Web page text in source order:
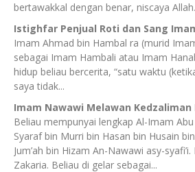
bertawakkal dengan benar, niscaya
Istighfar Penjual Roti dan Sang
Imam Ahmad bin Hambal ra (murid
sebagai Imam Hambali atau Imam
hidup beliau bercerita, “satu waktu
saya tidak...
Imam Nawawi Melawan Kedzaliman
Beliau mempunyai lengkap Al-Imam
Syaraf bin Murri bin Hasan bin Husain
Jum’ah bin Hizam An-Nawawi asy-
Zakaria. Beliau di gelar sebagai...